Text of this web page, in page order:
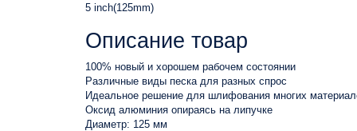
5 inch(125mm)
Описание товар
100% новый и хорошем рабочем состоянии
Различные виды песка для разных спрос
Идеальное решение для шлифования многих
Оксид алюминия опираясь на липучке
Диаметр: 125 мм